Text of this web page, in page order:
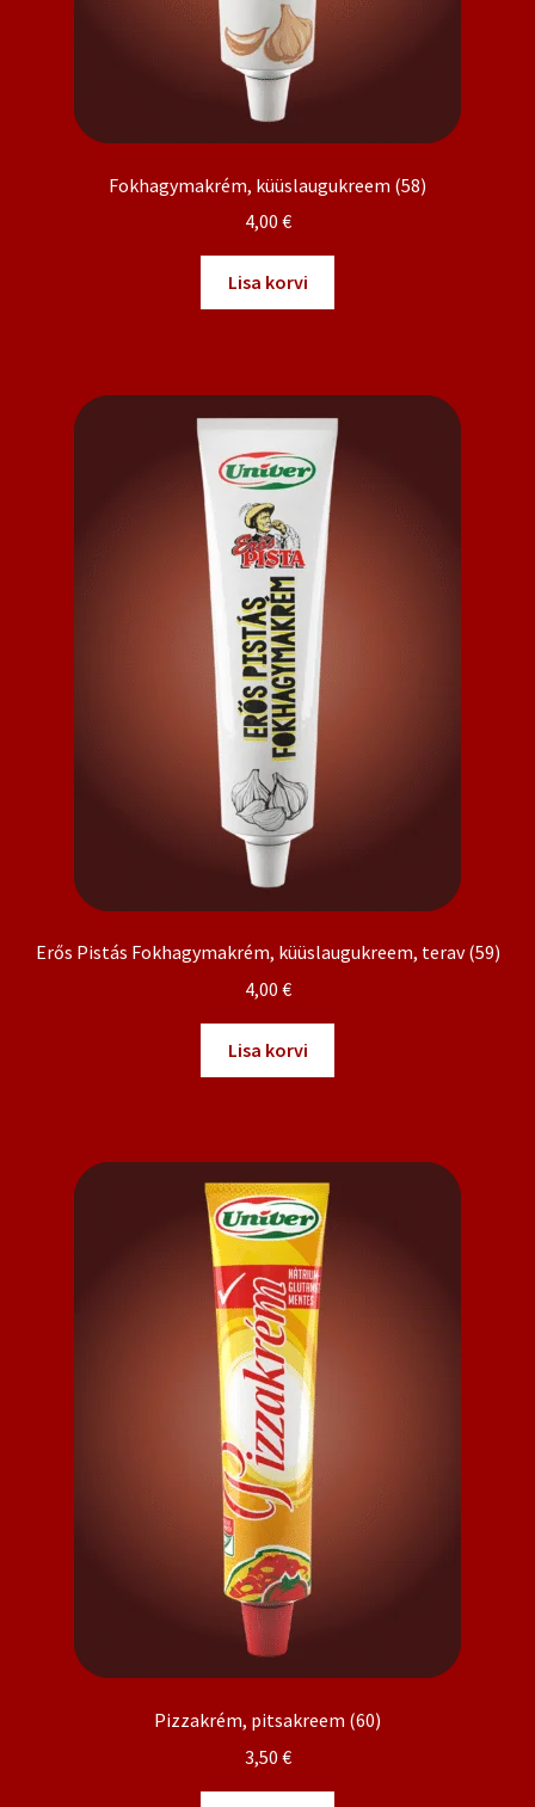
Fokhagymakrém, küüslaugukreem (58)
4,00 €
Lisa korvi
Erős Pistás Fokhagymakrém, küüslaugukreem, terav (59)
4,00 €
Lisa korvi
Pizzakrém, pitsakreem (60)
3,50 €